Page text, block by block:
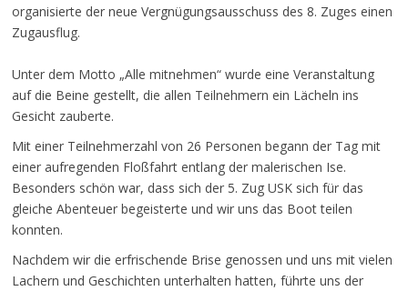
organisierte der neue Vergnügungsausschuss des 8. Zuges einen
Zugausflug.
Unter dem Motto „Alle mitnehmen“ wurde eine Veranstaltung
auf die Beine gestellt, die allen Teilnehmern ein Lächeln ins
Gesicht zauberte.
Mit einer Teilnehmerzahl von 26 Personen begann der Tag mit
einer aufregenden Floßfahrt entlang der malerischen Ise.
Besonders schön war, dass sich der 5. Zug USK sich für das
gleiche Abenteuer begeisterte und wir uns das Boot teilen
konnten.
Nachdem wir die erfrischende Brise genossen und uns mit vielen
Lachern und Geschichten unterhalten hatten, führte uns der